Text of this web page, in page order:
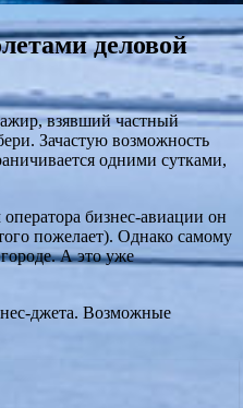
деловой
взявший частный
Зачастую возможность
одними сутками,
бизнес-авиации он
пожелает). Однако самому
А это уже
джета. Возможные